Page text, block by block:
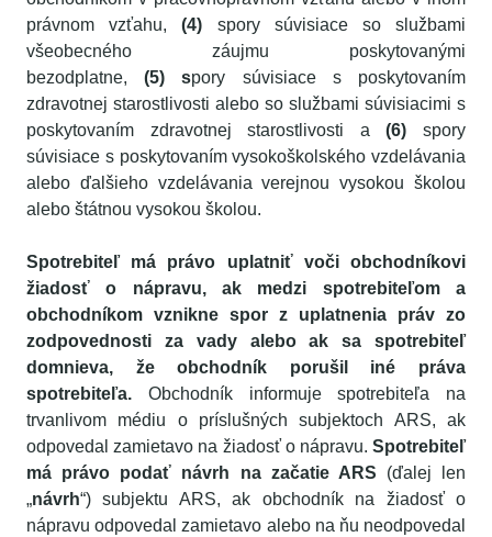
právnom vzťahu,(4) spory súvisiace so službami
všeobecného záujmu poskytovanými
bezodplatne,(5) spory súvisiace s poskytovaním
zdravotnej starostlivosti alebo so službami súvisiacimi s
poskytovaním zdravotnej starostlivosti a(6)spory
súvisiace s poskytovaním vysokoškolského vzdelávania
alebo ďalšieho vzdelávania verejnou vysokou školou
alebo štátnou vysokou školou.
Spotrebiteľ má právo uplatniť voči obchodníkovi
žiadosť o nápravu, ak medzi spotrebiteľom a
obchodníkom vznikne spor z uplatnenia práv zo
zodpovednosti za vady alebo ak sa spotrebiteľ
domnieva, že obchodník porušil iné práva
spotrebiteľa. Obchodník informuje spotrebiteľa na
trvanlivom médiu o príslušných subjektoch ARS, ak
odpovedal zamietavo na žiadosť o nápravu. Spotrebiteľ
má právo podať návrh na začatie ARS (ďalej len
„návrh“) subjektu ARS, ak obchodník na žiadosť o
nápravu odpovedal zamietavo alebo na ňu neodpovedal